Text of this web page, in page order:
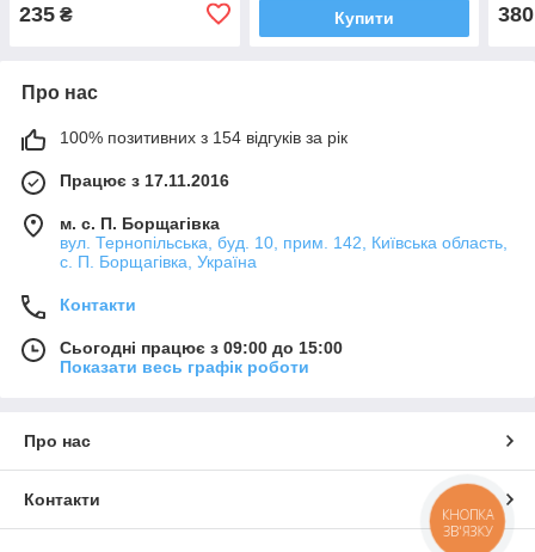
235 ₴ Купити 380
Про нас
100% позитивних з 154 відгуків за рік
Працює з 17.11.2016
м. с. П. Борщагівка
вул. Тернопільська, буд. 10, прим. 142, Київська область,
с. П. Борщагівка, Україна
Контакти
Сьогодні працює з 09:00 до 15:00
Показати весь графік роботи
Про нас
Контакти
КНОПКА
ЗВ'ЯЗКУ